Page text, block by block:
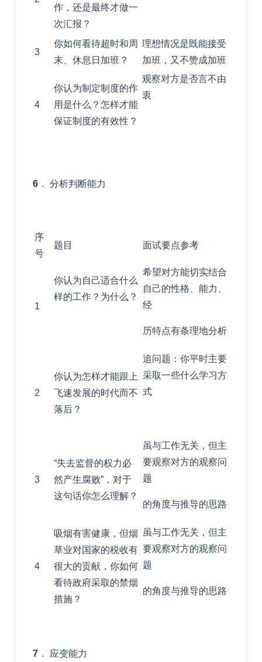
作，还是最终才做一
次汇报？
3
你如何看待超时和周
末、休息日加班？
理想情况是既能接受
加班，又不赞成加班
4
你认为制定制度的作
用是什么？怎样才能
保证制度的有效性？
观察对方是否言不由
衷
6 ． 分析判断能力
序
号
题目 面试要点参考
1
你认为自己适合什么
样的工作？为什么？
希望对方能切实结合
自己的性格、能力、
经
历特点有条理地分析
2
你认为怎样才能跟上
飞速发展的时代而不
落后？
追问题：你平时主要
采取一些什么学习方
式
3
“失去监督的权力必
然产生腐败”，对于
这句话你怎么理解？
虽与工作无关，但主
要观察对方的观察问
题
的角度与推导的思路
4
吸烟有害健康，但烟
草业对国家的税收有
很大的贡献，你如何
看待政府采取的禁烟
措施？
虽与工作无关，但主
要观察对方的观察问
题
的角度与推导的思路
7 ． 应变能力